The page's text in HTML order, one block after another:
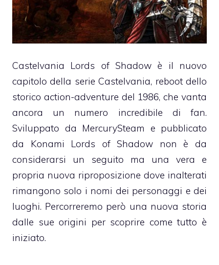
Castelvania Lords of Shadow è il nuovo
capitolo della serie Castelvania, reboot dello
storico action-adventure del 1986, che vanta
ancora un numero incredibile di fan.
Sviluppato da MercurySteam e pubblicato
da Konami Lords of Shadow non è da
considerarsi un seguito ma una vera e
propria nuova riproposizione dove inalterati
rimangono solo i nomi dei personaggi e dei
luoghi. Percorreremo però una nuova storia
dalle sue origini per scoprire come tutto è
iniziato.